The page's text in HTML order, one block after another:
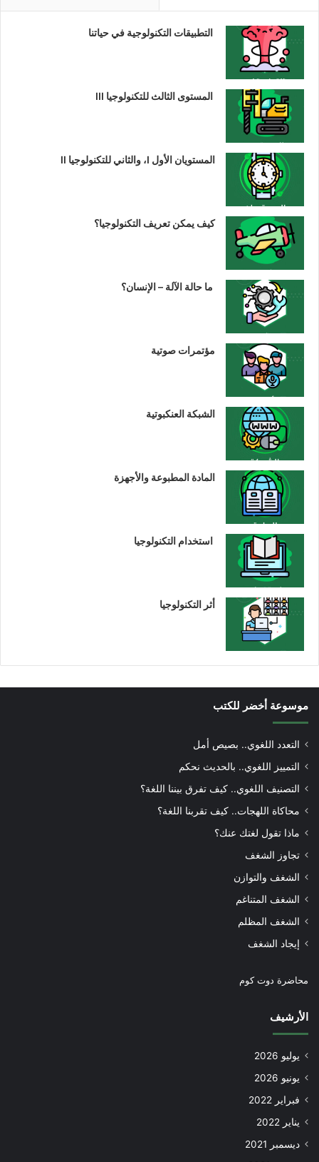
التطبيقات التكنولوجية في حياتنا
المستوى الثالث للتكنولوجيا III
المستويان الأول I، والثاني للتكنولوجيا II
كيف يمكن تعريف التكنولوجيا؟
ما حالة الآلة – الإنسان؟
مؤتمرات صوتية
الشبكة العنكبوتية
المادة المطبوعة والأجهزة
استخدام التكنولوجيا
أثر التكنولوجيا
موسوعة أخضر للكتب
التعدد اللغوي.. بصيص أمل
التمييز اللغوي.. بالحديث نحكم
التصنيف اللغوي.. كيف تفرق بيننا اللغة؟
محاكاة اللهجات.. كيف تقربنا اللغة؟
ماذا تقول لغتك عنك؟
تجاوز الشغف
الشغف والتوازن
الشغف المتناغم
الشغف المظلم
إيجاد الشغف
محاضرة دوت كوم
الأرشيف
يوليو 2026
يونيو 2026
فبراير 2022
يناير 2022
ديسمبر 2021